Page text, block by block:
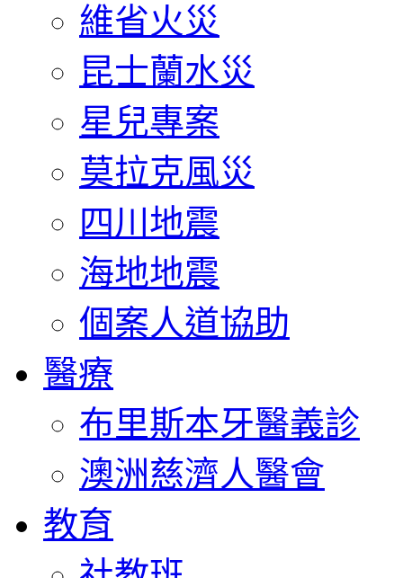
維省火災
昆士蘭水災
星兒專案
莫拉克風災
四川地震
海地地震
個案人道協助
醫療
布里斯本牙醫義診
澳洲慈濟人醫會
教育